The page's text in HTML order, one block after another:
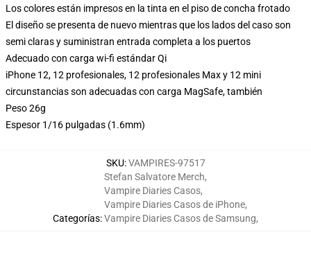
Los colores están impresos en la tinta en el piso de concha frotado
El diseño se presenta de nuevo mientras que los lados del caso son
semi claras y suministran entrada completa a los puertos
Adecuado con carga wi-fi estándar Qi
iPhone 12, 12 profesionales, 12 profesionales Max y 12 mini
circunstancias son adecuadas con carga MagSafe, también
Peso 26g
Espesor 1/16 pulgadas (1.6mm)
SKU:VAMPIRES-97517
Categorías:
Stefan Salvatore Merch,
Vampire Diaries Casos,
Vampire Diaries Casos de iPhone,
Vampire Diaries Casos de Samsung,